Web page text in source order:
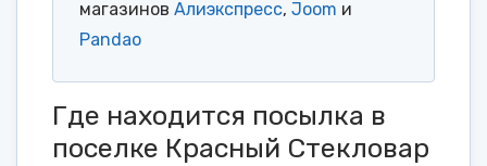
магазинов Алиэкспресс, Joom и
Pandao
Где находится посылка в
поселке Красный Стекловар